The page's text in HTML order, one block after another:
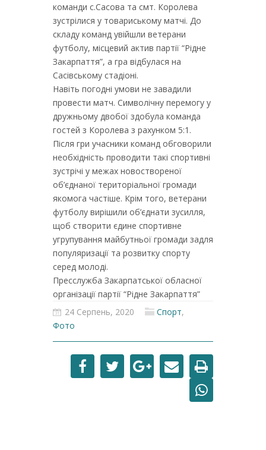
команди с.Сасова та смт. Королева
зустрілися у товариському матчі. До
складу команд увійшли ветерани
футболу, місцевий актив партії “Рідне
Закарпаття”, а гра відбулася на
Сасівському стадіоні.
Навіть погодні умови не завадили
провести матч. Символічну перемогу у
дружньому двобої здобула команда
гостей з Королева з рахунком 5:1.
Після гри учасники команд обговорили
необхідність проводити такі спортивні
зустрічі у межах новоствореної
об’єднаної територіальної громади
якомога частіше. Крім того, ветерани
футболу вирішили об’єднати зусилля,
щоб створити єдине спортивне
угрупування майбутньої громади задля
популяризації та розвитку спорту
серед молоді.
Пресслужба Закарпатської обласної
організації партії “Рідне Закарпаття”
24 Серпень, 2020
Спорт,
Фото